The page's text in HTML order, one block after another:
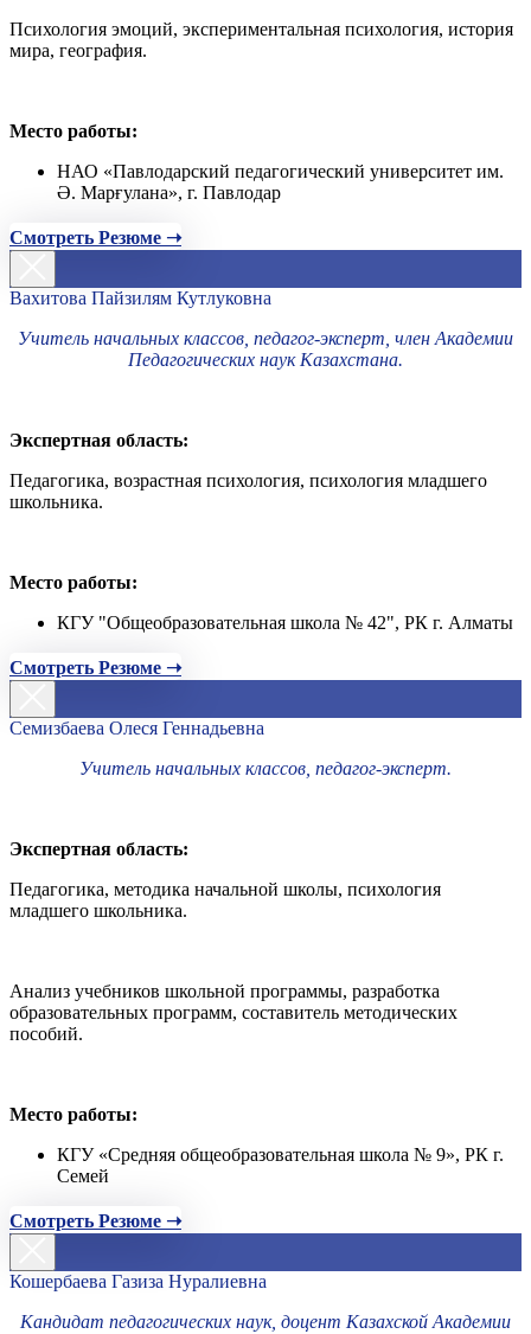
Психология эмоций, экспериментальная психология, история
мира, география.
Место работы:
НАО «Павлодарский педагогический университет им.
Ә. Марғулана», г. Павлодар
Смотреть Резюме ➝
Вахитова Пайзилям Кутлуковна
Учитель начальных классов, педагог-эксперт, член Академии
Педагогических наук Казахстана.
Экспертная область:
Педагогика, возрастная психология, психология младшего
школьника.
Место работы:
КГУ "Общеобразовательная школа № 42", РК г. Алматы
Смотреть Резюме ➝
Семизбаева Олеся Геннадьевна
Учитель начальных классов, педагог-эксперт.
Экспертная область:
Педагогика, методика начальной школы, психология
младшего школьника.
Анализ учебников школьной программы, разработка
образовательных программ, составитель методических
пособий.
Место работы:
КГУ «Средняя общеобразовательная школа № 9», РК г.
Семей
Смотреть Резюме ➝
Кошербаева Газиза Нуралиевна
Кандидат педагогических наук, доцент Казахской Академии